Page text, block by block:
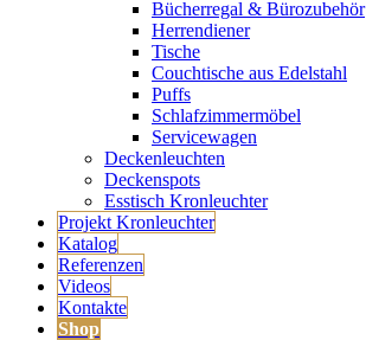
Bücherregal & Bürozubehör
Herrendiener
Tische
Couchtische aus Edelstahl
Puffs
Schlafzimmermöbel
Servicewagen
Deckenleuchten
Deckenspots
Esstisch Kronleuchter
Projekt Kronleuchter
Katalog
Referenzen
Videos
Kontakte
Shop